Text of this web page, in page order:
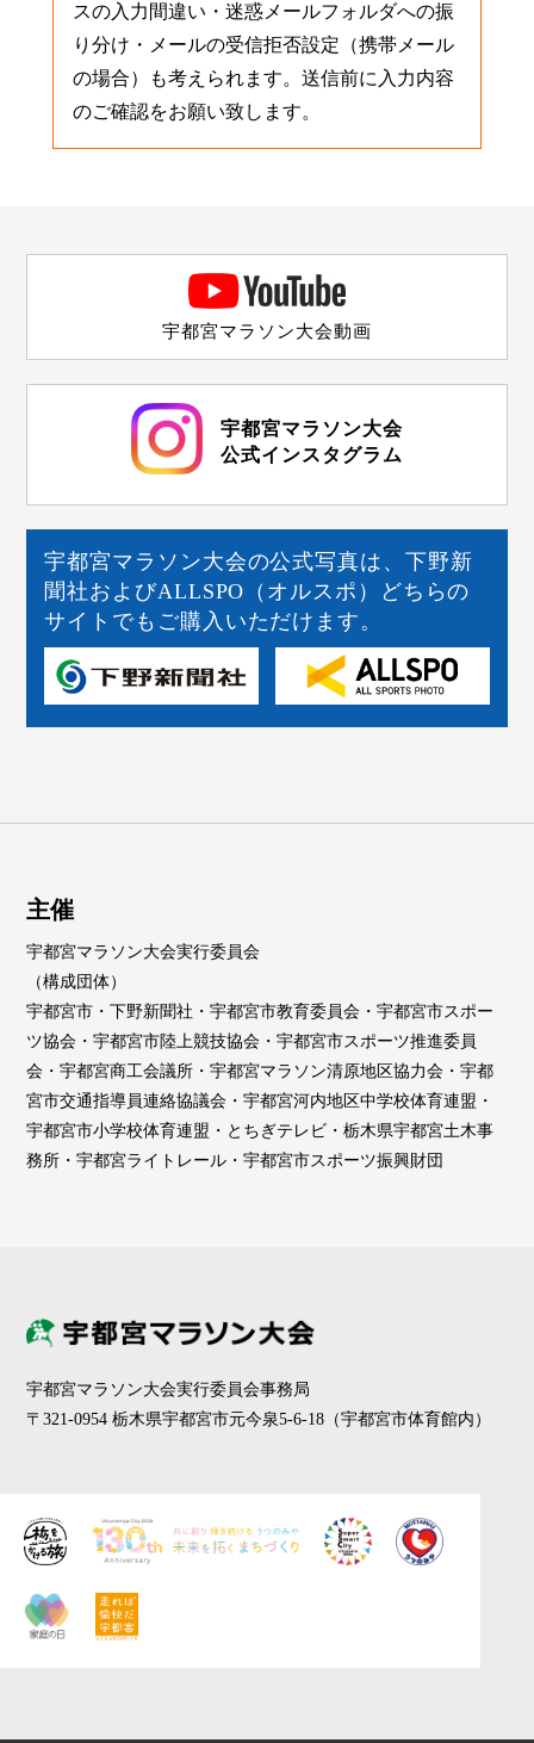
スの入力間違い・迷惑メールフォルダへの振
り分け・メールの受信拒否設定（携帯メール
の場合）も考えられます。送信前に入力内容
のご確認をお願い致します。
宇都宮マラソン大会動画
宇都宮マラソン大会
公式インスタグラム
宇都宮マラソン大会の公式写真は、下野新
聞社およびALLSPO（オルスポ）どちらの
サイトでもご購入いただけます。
主催
宇都宮マラソン大会実行委員会
（構成団体）
宇都宮市・下野新聞社・宇都宮市教育委員会・宇都宮市スポー
ツ協会・宇都宮市陸上競技協会・宇都宮市スポーツ推進委員
会・宇都宮商工会議所・宇都宮マラソン清原地区協力会・宇都
宮市交通指導員連絡協議会・宇都宮河内地区中学校体育連盟・
宇都宮市小学校体育連盟・とちぎテレビ・栃木県宇都宮土木事
務所・宇都宮ライトレール・宇都宮市スポーツ振興財団
宇都宮マラソン大会実行委員会事務局
〒321-0954 栃木県宇都宮市元今泉5-6-18（宇都宮市体育館内）